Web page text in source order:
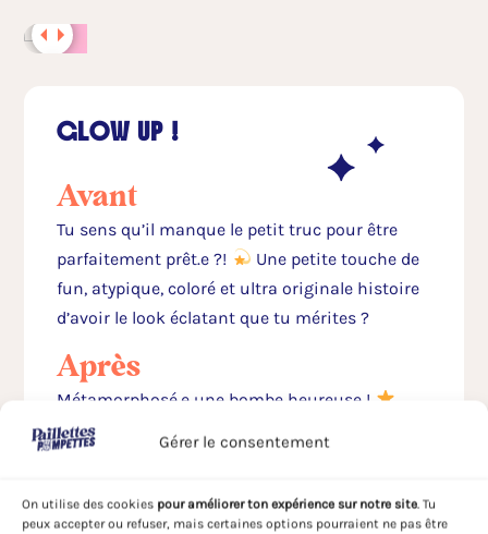
Gérer le consentement
On utilise des cookies pour améliorer ton expérience sur notre site. Tu
peux accepter ou refuser, mais certaines options pourraient ne pas être
GLOW UP !
Avant
Tu sens qu’il manque le petit truc pour être
parfaitement prêt.e ?!
Une petite touche de
fun, atypique, coloré et ultra originale histoire
d’avoir le look éclatant que tu mérites ?
Après
Métamorphosé.e une bombe heureuse !
Désormais ton visage rayonne tel un soleil en
Les paillettes c’est ultra communicatif et ça